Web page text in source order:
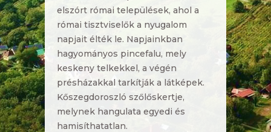
elszórt római települések, ahol a
római tisztviselők a nyugalom
napjait élték le. Napjainkban
hagyományos pincefalu, mely
keskeny telkekkel, a végén
présházakkal tarkítják a látképek.
Kőszegdoroszló szőlőskertje,
melynek hangulata egyedi és
hamisíthatatlan.